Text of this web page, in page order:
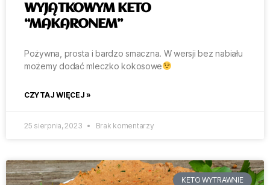
WYJĄTKOWYM KETO
“MAKARONEM”
Pożywna, prosta i bardzo smaczna. W wersji bez nabiału
możemy dodać mleczko kokosowe
CZYTAJ WIĘCEJ »
25 sierpnia, 2023 Brak komentarzy
KETO WYTRAWNIE